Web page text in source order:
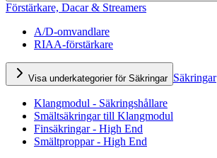
Förstärkare, Dacar & Streamers
A/D-omvandlare
RIAA-förstärkare
Visa underkategorier för Säkringar Säkringar
Klangmodul - Säkringshållare
Smältsäkringar till Klangmodul
Finsäkringar - High End
Smältproppar - High End